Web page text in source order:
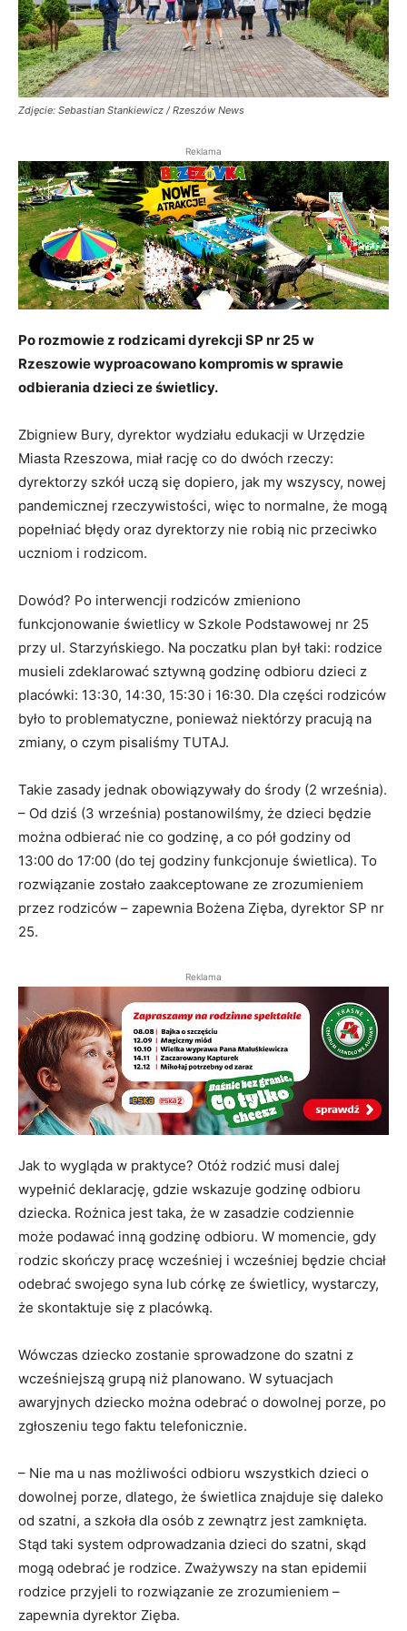
Zdjęcie: Sebastian Stankiewicz / Rzeszów News
Reklama
Po rozmowie z rodzicami dyrekcji SP nr 25 w
Rzeszowie wyproacowano kompromis w sprawie
odbierania dzieci ze świetlicy.
Zbigniew Bury, dyrektor wydziału edukacji w Urzędzie
Miasta Rzeszowa, miał rację co do dwóch rzeczy:
dyrektorzy szkół uczą się dopiero, jak my wszyscy, nowej
pandemicznej rzeczywistości, więc to normalne, że mogą
popełniać błędy oraz dyrektorzy nie robią nic przeciwko
uczniom i rodzicom.
Dowód? Po interwencji rodziców zmieniono
funkcjonowanie świetlicy w Szkole Podstawowej nr 25
przy ul. Starzyńskiego. Na poczatku plan był taki: rodzice
musieli zdeklarować sztywną godzinę odbioru dzieci z
placówki: 13:30, 14:30, 15:30 i 16:30. Dla części rodziców
było to problematyczne, ponieważ niektórzy pracują na
zmiany, o czym pisaliśmy TUTAJ.
Takie zasady jednak obowiązywały do środy (2 września).
– Od dziś (3 września) postanowilśmy, że dzieci będzie
można odbierać nie co godzinę, a co pół godziny od
13:00 do 17:00 (do tej godziny funkcjonuje świetlica). To
rozwiązanie zostało zaakceptowane ze zrozumieniem
przez rodziców – zapewnia Bożena Zięba, dyrektor SP nr
25.
Reklama
Jak to wygląda w praktyce? Otóż rodzić musi dalej
wypełnić deklarację, gdzie wskazuje godzinę odbioru
dziecka. Rożnica jest taka, że w zasadzie codziennie
może podawać inną godzinę odbioru. W momencie, gdy
rodzic skończy pracę wcześniej i wcześniej będzie chciał
odebrać swojego syna lub córkę ze świetlicy, wystarczy,
że skontaktuje się z placówką.
Wówczas dziecko zostanie sprowadzone do szatni z
wcześniejszą grupą niż planowano. W sytuacjach
awaryjnych dziecko można odebrać o dowolnej porze, po
zgłoszeniu tego faktu telefonicznie.
– Nie ma u nas możliwości odbioru wszystkich dzieci o
dowolnej porze, dlatego, że świetlica znajduje się daleko
od szatni, a szkoła dla osób z zewnątrz jest zamknięta.
Stąd taki system odprowadzania dzieci do szatni, skąd
mogą odebrać je rodzice. Zważywszy na stan epidemii
rodzice przyjeli to rozwiązanie ze zrozumieniem –
zapewnia dyrektor Zięba.